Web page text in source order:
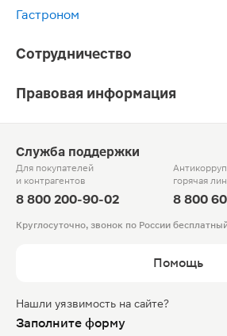
Гастроном
Сотрудничество
Правовая информация
Служба поддержки
Для покупателей
и контрагентов
8 800 200-90-02
горячая
8 800
Круглосуточно, звонок по России
Помощь
Нашли уязвимость на сайте?
Заполните форму